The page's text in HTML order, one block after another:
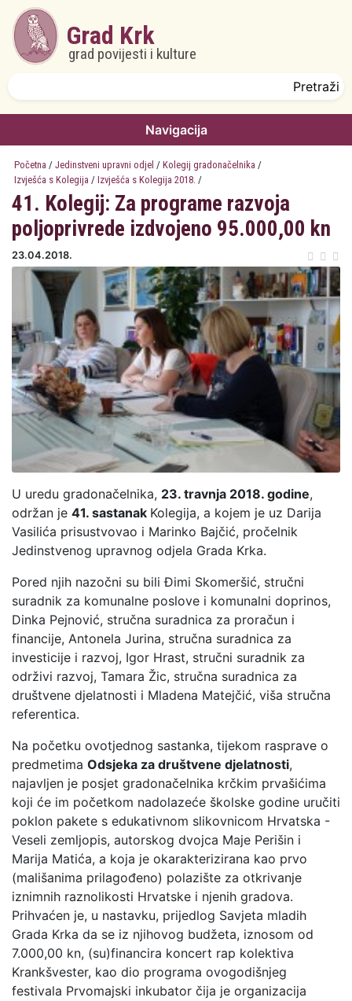
Skoči na glavni sadržaj
Grad Krk
grad povijesti i kulture
Navigacija
Početna / Jedinstveni upravni odjel / Kolegij gradonačelnika /
Izvješća s Kolegija / Izvješća s Kolegija 2018. /
41. Kolegij: Za programe razvoja
poljoprivrede izdvojeno 95.000,00 kn
23.04.2018.
U uredu gradonačelnika, 23. travnja 2018. godine,
održan je 41. sastanak Kolegija, a kojem je uz Darija
Vasilića prisustvovao i Marinko Bajčić, pročelnik
Jedinstvenog upravnog odjela Grada Krka.
Pored njih nazočni su bili Đimi Skomeršić, stručni
suradnik za komunalne poslove i komunalni doprinos,
Dinka Pejnović, stručna suradnica za proračun i
financije, Antonela Jurina, stručna suradnica za
investicije i razvoj, Igor Hrast, stručni suradnik za
održivi razvoj, Tamara Žic, stručna suradnica za
društvene djelatnosti i Mladena Matejčić, viša stručna
referentica.
Na početku ovotjednog sastanka, tijekom rasprave o
predmetima Odsjeka za društvene djelatnosti,
najavljen je posjet gradonačelnika krčkim prvašićima
koji će im početkom nadolazeće školske godine uručiti
poklon pakete s edukativnom slikovnicom Hrvatska -
Veseli zemljopis, autorskog dvojca Maje Perišin i
Marija Matića, a koja je okarakterizirana kao prvo
(mališanima prilagođeno) polazište za otkrivanje
iznimnih raznolikosti Hrvatske i njenih gradova.
Prihvaćen je, u nastavku, prijedlog Savjeta mladih
Grada Krka da se iz njihovog budžeta, iznosom od
7.000,00 kn, (su)financira koncert rap kolektiva
Krankšvester, kao dio programa ovogodišnjeg
festivala Prvomajski inkubator čija je organizacija